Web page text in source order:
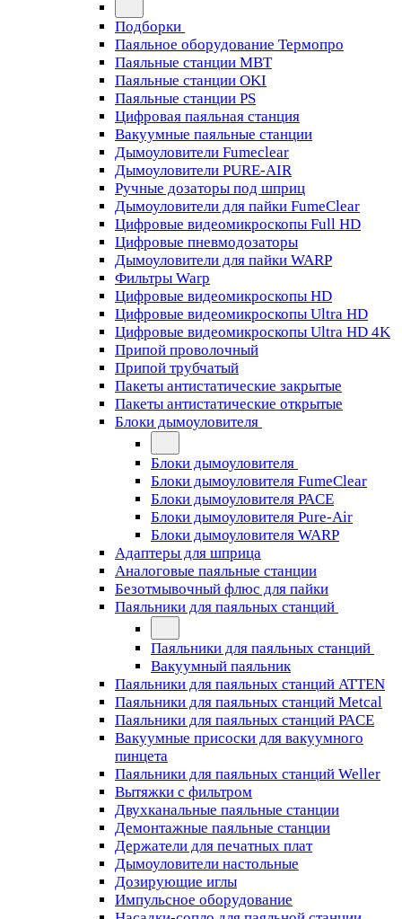
Подборки
Паяльное оборудование Термопро
Паяльные станции MBT
Паяльные станции OKI
Паяльные станции PS
Цифровая паяльная станция
Вакуумные паяльные станции
Дымоуловители Fumeclear
Дымоуловители PURE-AIR
Ручные дозаторы под шприц
Дымоуловители для пайки FumeClear
Цифровые видеомикроскопы Full HD
Цифровые пневмодозаторы
Дымоуловители для пайки WARP
Фильтры Warp
Цифровые видеомикроскопы HD
Цифровые видеомикроскопы Ultra HD
Цифровые видеомикроскопы Ultra HD 4K
Припой проволочный
Припой трубчатый
Пакеты антистатические закрытые
Пакеты антистатические открытые
Блоки дымоуловителя
Блоки дымоуловителя
Блоки дымоуловителя FumeClear
Блоки дымоуловителя PACE
Блоки дымоуловителя Pure-Air
Блоки дымоуловителя WARP
Адаптеры для шприца
Аналоговые паяльные станции
Безотмывочный флюс для пайки
Паяльники для паяльных станций
Паяльники для паяльных станций
Вакуумный паяльник
Паяльники для паяльных станций ATTEN
Паяльники для паяльных станций Metcal
Паяльники для паяльных станций PACE
Вакуумные присоски для вакуумного
пинцета
Паяльники для паяльных станций Weller
Вытяжки с фильтром
Двухканальные паяльные станции
Демонтажные паяльные станции
Держатели для печатных плат
Дымоуловители настольные
Дозирующие иглы
Импульсное оборудование